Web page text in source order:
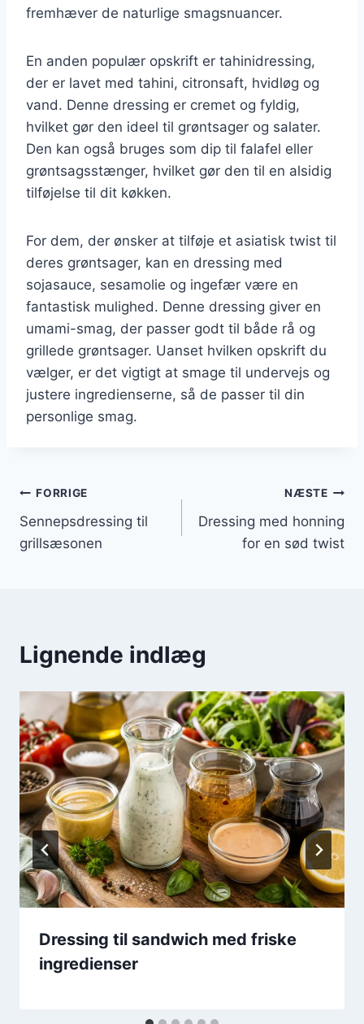
fremhæver de naturlige smagsnuancer.
En anden populær opskrift er tahinidressing,
der er lavet med tahini, citronsaft, hvidløg og
vand. Denne dressing er cremet og fyldig,
hvilket gør den ideel til grøntsager og salater.
Den kan også bruges som dip til falafel eller
grøntsagsstænger, hvilket gør den til en alsidig
tilføjelse til dit køkken.
For dem, der ønsker at tilføje et asiatisk twist til
deres grøntsager, kan en dressing med
sojasauce, sesamolie og ingefær være en
fantastisk mulighed. Denne dressing giver en
umami-smag, der passer godt til både rå og
grillede grøntsager. Uanset hvilken opskrift du
vælger, er det vigtigt at smage til undervejs og
justere ingredienserne, så de passer til din
personlige smag.
Indlægsnavigation
FORRIGE
Sennepsdressing til
grillsæsonen
NÆSTE
Dressing med honning
for en sød twist
Lignende indlæg
Dressing til sandwich med friske
ingredienser